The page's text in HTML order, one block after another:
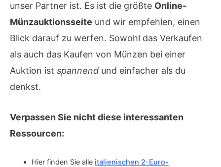
unser Partner ist. Es ist die größte Online-
Münzauktionsseite und wir empfehlen, einen
Blick darauf zu werfen. Sowohl das Verkaufen
als auch das Kaufen von Münzen bei einer
Auktion ist spannend und einfacher als du
denkst.
Verpassen Sie nicht diese interessanten
Ressourcen:
Hier finden Sie alle italienischen 2-Euro-